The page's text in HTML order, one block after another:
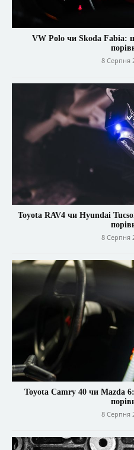
VW Polo чи Skoda Fabia:
8 Серпня
Toyota RAV4 чи Hyundai
8 Серпня
Toyota Camry 40 чи Mazda
8 Серпня